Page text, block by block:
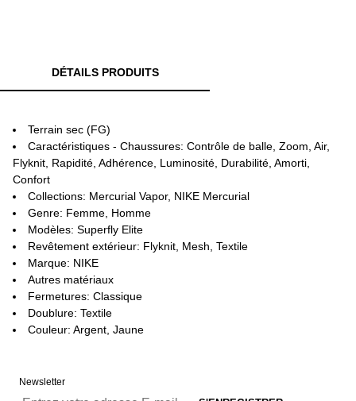
DÉTAILS PRODUITS
Terrain sec (FG)
Caractéristiques - Chaussures: Contrôle de balle, Zoom, Air,
Flyknit, Rapidité, Adhérence, Luminosité, Durabilité, Amorti,
Confort
Collections: Mercurial Vapor, NIKE Mercurial
Genre: Femme, Homme
Modèles: Superfly Elite
Revêtement extérieur: Flyknit, Mesh, Textile
Marque: NIKE
Autres matériaux
Fermetures: Classique
Doublure: Textile
Couleur: Argent, Jaune
Newsletter